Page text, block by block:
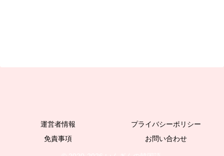
運営者情報
プライバシーポリシー
免責事項
お問い合わせ